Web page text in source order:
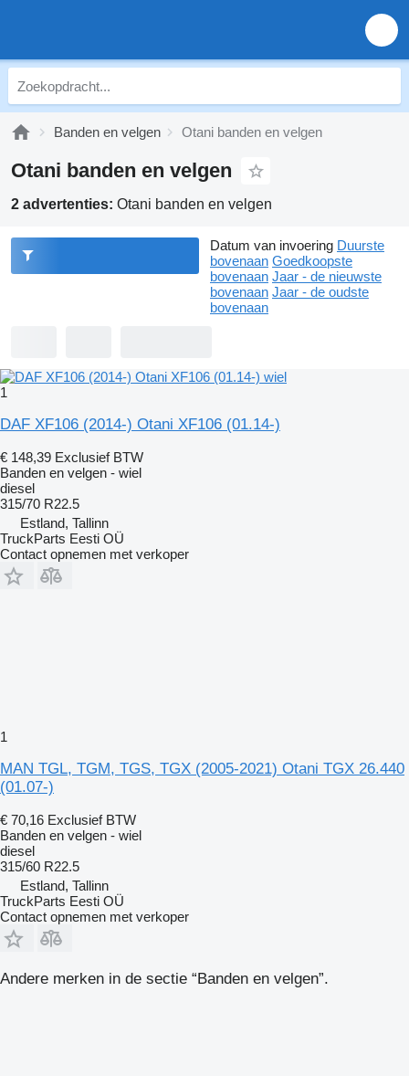
Banden en velgen Otani banden en velgen
Otani banden en velgen
2 advertenties: Otani banden en velgen
Datum van invoering Duurste
bovenaan Goedkoopste
bovenaan Jaar - de nieuwste
bovenaan Jaar - de oudste
bovenaan
1
DAF XF106 (2014-) Otani XF106 (01.14-)
€ 148,39 Exclusief BTW
Banden en velgen - wiel
diesel
315/70 R22.5
Estland, Tallinn
TruckParts Eesti OÜ
Contact opnemen met verkoper
1
MAN TGL, TGM, TGS, TGX (2005-2021) Otani TGX 26.440
(01.07-)
€ 70,16 Exclusief BTW
Banden en velgen - wiel
diesel
315/60 R22.5
Estland, Tallinn
TruckParts Eesti OÜ
Contact opnemen met verkoper
Andere merken in de sectie “Banden en velgen”.